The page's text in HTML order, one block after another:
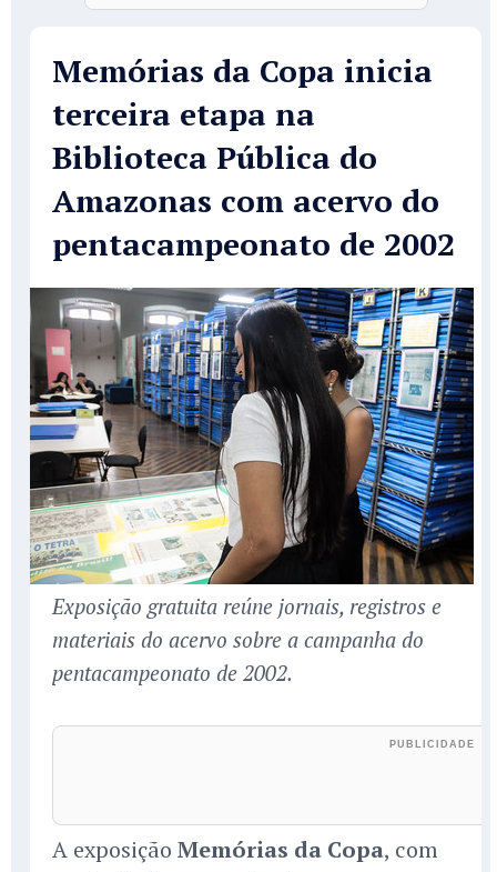
Memórias da Copa inicia
terceira etapa na
Biblioteca Pública do
Amazonas com acervo do
pentacampeonato de 2002
Exposição gratuita reúne jornais, registros e
materiais do acervo sobre a campanha do
pentacampeonato de 2002.
A exposição Memórias da Copa, com